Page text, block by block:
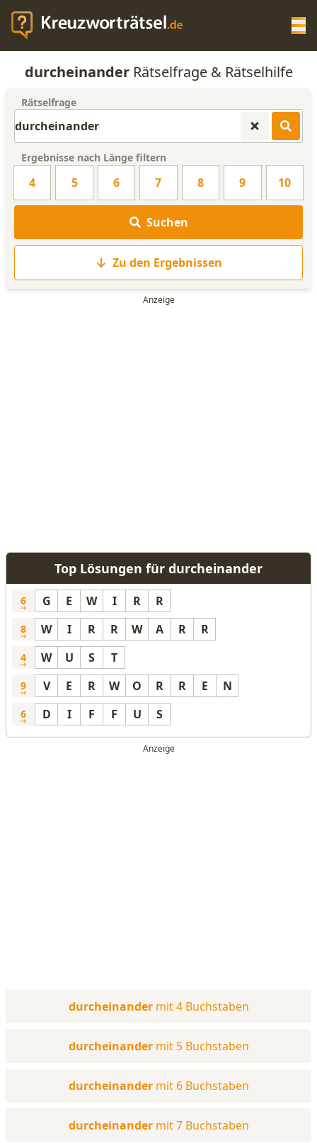
KREUZWORTRÄTSEL-HILFE
WORTLISTE
durcheinanderRätselfrage & Rätselhilfe
Rätselfrage
Ergebnisse nach Länge filtern
4 5 6 7 8 9 10
Suchen
Zu den Ergebnissen
Top Lösungen für durcheinander
6 G E W I R R
8 W I R R W A R R
4 W U S T
9 V E R W O R R E N
6 D I F F U S
durcheinander mit 4 Buchstaben
durcheinander mit 5 Buchstaben
durcheinander mit 6 Buchstaben
durcheinander mit 7 Buchstaben